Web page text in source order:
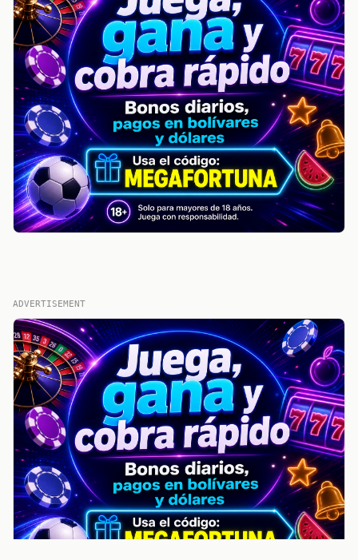
ADVERTISEMENT